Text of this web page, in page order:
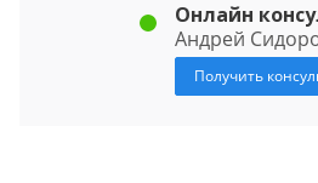
Онлайн
Андрей
Получить